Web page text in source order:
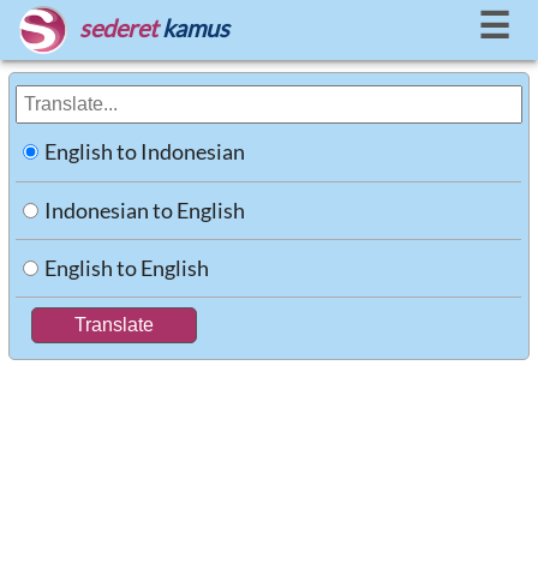
sederet kamus ☰
English to Indonesian
Indonesian to English
English to English